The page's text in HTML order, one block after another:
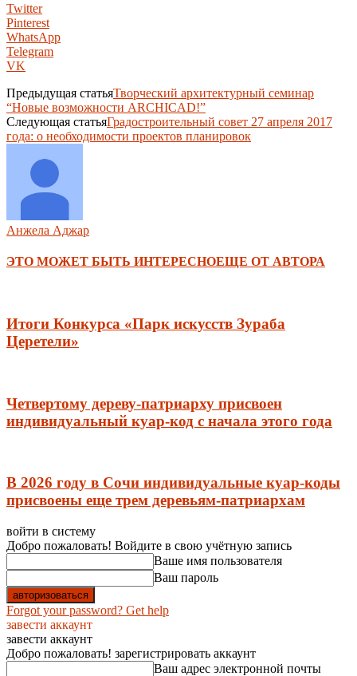
Twitter
Pinterest
WhatsApp
Telegram
VK
Предыдущая статьяТворческий архитектурный семинар
“Новые возможности ARCHICAD!”
Следующая статьяГрадостроительный совет 27 апреля 2017
года: о необходимости проектов планировок
Анжела Аджар
ЭТО МОЖЕТ БЫТЬ ИНТЕРЕСНОЕЩЕ ОТ АВТОРА
Итоги Конкурса «Парк искусств Зураба
Церетели»
Четвертому дереву-патриарху присвоен
индивидуальный куар-код с начала этого года
В 2026 году в Сочи индивидуальные куар-коды
присвоены еще трем деревьям-патриархам
войти в систему
Добро пожаловать! Войдите в свою учётную запись
Ваше имя пользователя
Ваш пароль
Forgot your password? Get help
завести аккаунт
завести аккаунт
Добро пожаловать! зарегистрировать аккаунт
Ваш адрес электронной почты